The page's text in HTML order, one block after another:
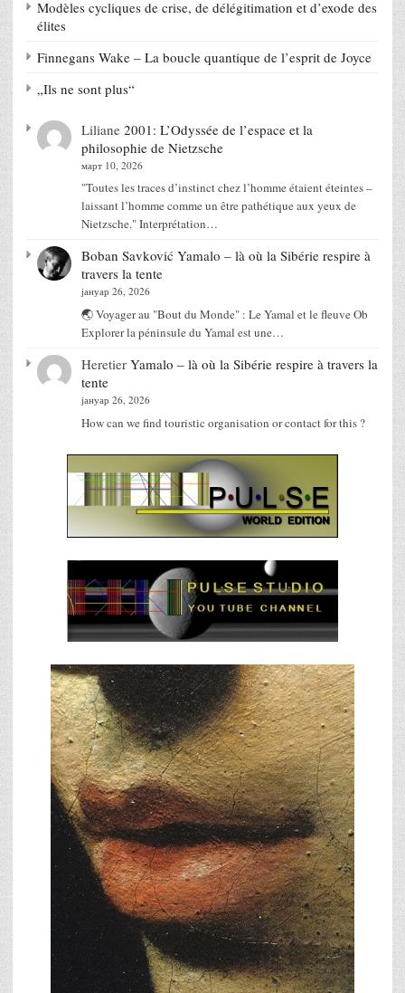
Modèles cycliques de crise, de délégitimation et d’exode des
élites
Finnegans Wake – La boucle quantique de l’esprit de Joyce
„Ils ne sont plus“
Liliane 2001: L’Odyssée de l’espace et la
philosophie de Nietzsche
март 10, 2026
"Toutes les traces d’instinct chez l’homme étaient éteintes –
laissant l’homme comme un être pathétique aux yeux de
Nietzsche." Interprétation…
Boban Savković Yamalo – là où la Sibérie respire à
travers la tente
јануар 26, 2026
🌏 Voyager au "Bout du Monde" : Le Yamal et le fleuve Ob
Explorer la péninsule du Yamal est une…
Heretier Yamalo – là où la Sibérie respire à travers la
tente
јануар 26, 2026
How can we find touristic organisation or contact for this ?